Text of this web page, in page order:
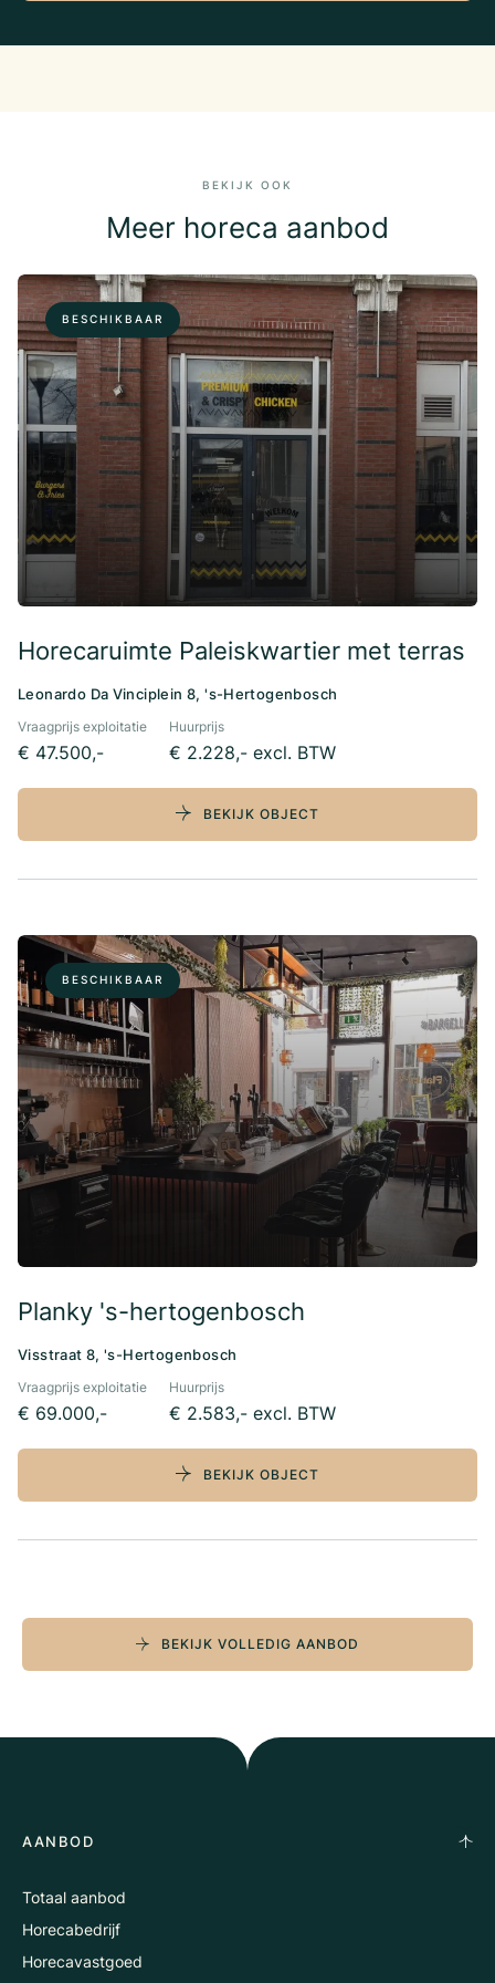
BEKIJK OOK
Meer horeca aanbod
BESCHIKBAAR
Horecaruimte Paleiskwartier met terras
Leonardo Da Vinciplein 8, 's-Hertogenbosch
Vraagprijs exploitatie
€ 47.500,-
Huurprijs
€ 2.228,- excl. BTW
BEKIJK OBJECT
BESCHIKBAAR
Planky 's-hertogenbosch
Visstraat 8, 's-Hertogenbosch
Vraagprijs exploitatie
€ 69.000,-
Huurprijs
€ 2.583,- excl. BTW
BEKIJK OBJECT
BEKIJK VOLLEDIG AANBOD
AANBOD
Totaal aanbod
Horecabedrijf
Horecavastgoed